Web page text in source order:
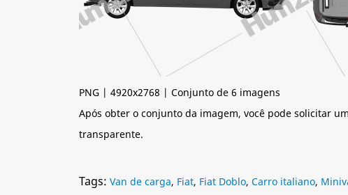
PNG | 4920x2768 | Conjunto de 6 imagens
Após obter o conjunto da imagem, você pode solicitar
transparente.
Tags: Van de carga, Fiat, Fiat Doblo, Carro italiano,